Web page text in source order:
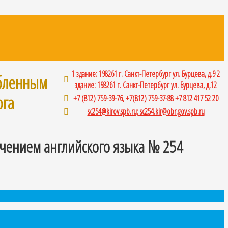
1 здание: 198261 г. Санкт-Петербург ул. Бурцева, д.9 2
здание: 198261 г. Санкт-Петербург ул. Бурцева, д.12
+7 (812) 759-39-76, +7(812) 759-37-88 +7 812 417 52 20
sc254@kirov.spb.ru; sc254.kir@obr.gov.spb.ru
английского языка № 254